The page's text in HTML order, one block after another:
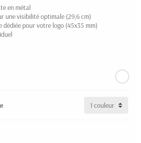
en métal
une visibilité optimale (29,6 cm)
dédiée pour votre logo (45x35 mm)